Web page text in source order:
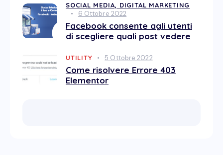
SOCIAL MEDIA, DIGITAL MARKETING
6 Ottobre 2022
Facebook consente agli utenti
di scegliere quali post vedere
UTILITY 5 Ottobre 2022
Come risolvere Errore 403
Elementor